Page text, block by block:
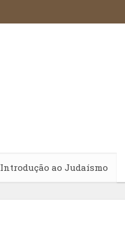
Introdução ao Judaísmo